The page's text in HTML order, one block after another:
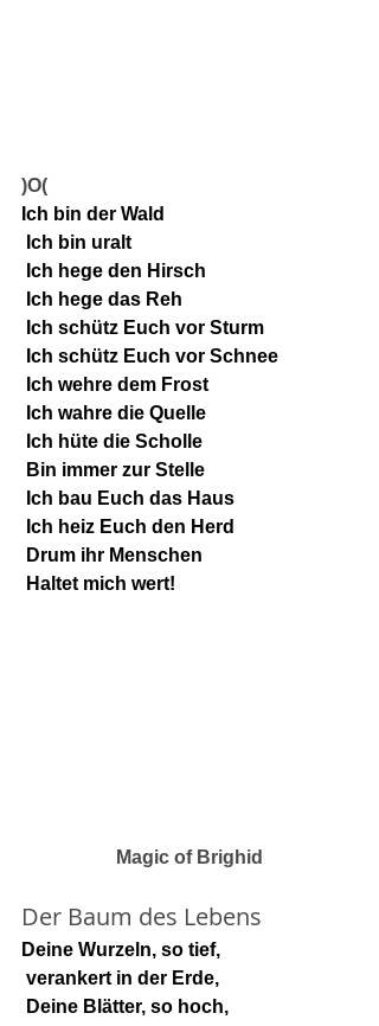
)O(
Ich bin der Wald
Ich bin uralt
Ich hege den Hirsch
Ich hege das Reh
Ich schütz Euch vor Sturm
Ich schütz Euch vor Schnee
Ich wehre dem Frost
Ich wahre die Quelle
Ich hüte die Scholle
Bin immer zur Stelle
Ich bau Euch das Haus
Ich heiz Euch den Herd
Drum ihr Menschen
Haltet mich wert!
Magic of Brighid
Der Baum des Lebens
Deine Wurzeln, so tief,
verankert in der Erde,
Deine Blätter, so hoch,